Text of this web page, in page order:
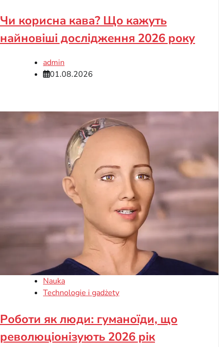
Чи корисна кава? Що кажуть
найновіші дослідження 2026 року
admin
01.08.2026
Nauka
Technologie i gadżety
Роботи як люди: гуманоїди, що
революціонізують 2026 рік